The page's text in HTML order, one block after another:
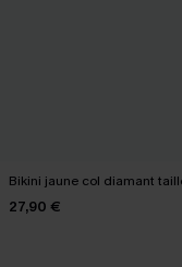
Bikini jaune col diamant
27,90 €